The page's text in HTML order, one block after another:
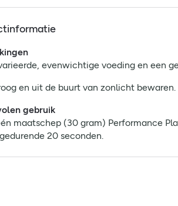
evenwichtige voeding en een
en uit de buurt van zonlicht bewaren.
gebruik
maatschep (30 gram) Performance
20 seconden.